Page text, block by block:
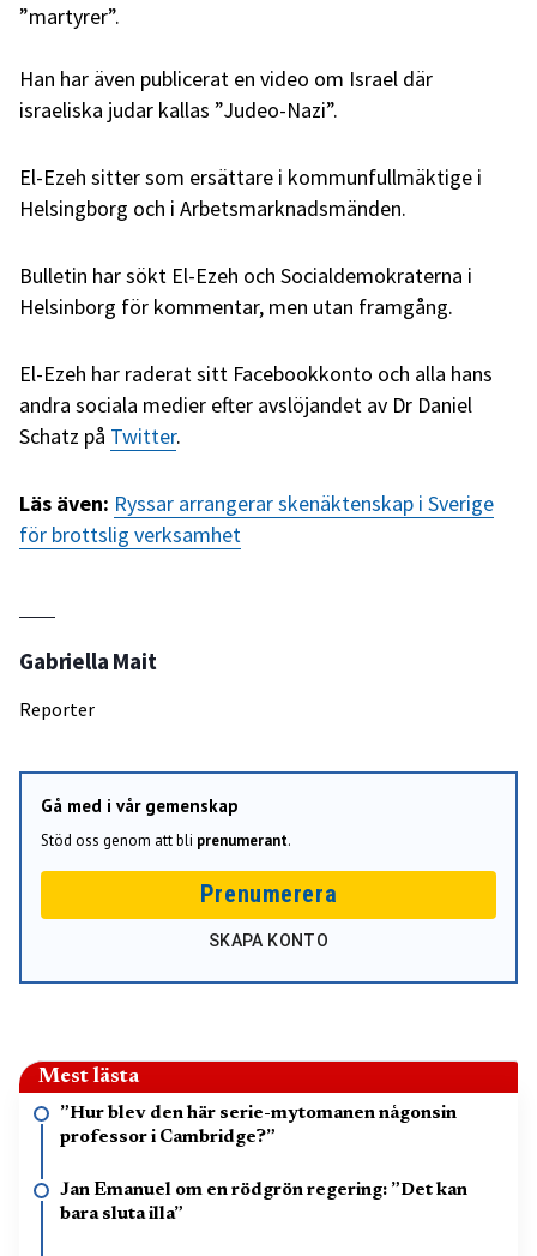
”martyrer”.
Han har även publicerat en video om Israel där
israeliska judar kallas ”Judeo-Nazi”.
El-Ezeh sitter som ersättare i kommunfullmäktige i
Helsingborg och i Arbetsmarknadsmänden.
Bulletin har sökt El-Ezeh och Socialdemokraterna i
Helsinborg för kommentar, men utan framgång.
El-Ezeh har raderat sitt Facebookkonto och alla hans
andra sociala medier efter avslöjandet av Dr Daniel
Schatz på Twitter.
Läs även: Ryssar arrangerar skenäktenskap i Sverige
för brottslig verksamhet
Gabriella Mait
Reporter
Gå med i vår gemenskap
Stöd oss genom att bli prenumerant.
Prenumerera
SKAPA KONTO
Mest lästa
”Hur blev den här serie-mytomanen någonsin
professor i Cambridge?”
Jan Emanuel om en rödgrön regering: ”Det kan
bara sluta illa”